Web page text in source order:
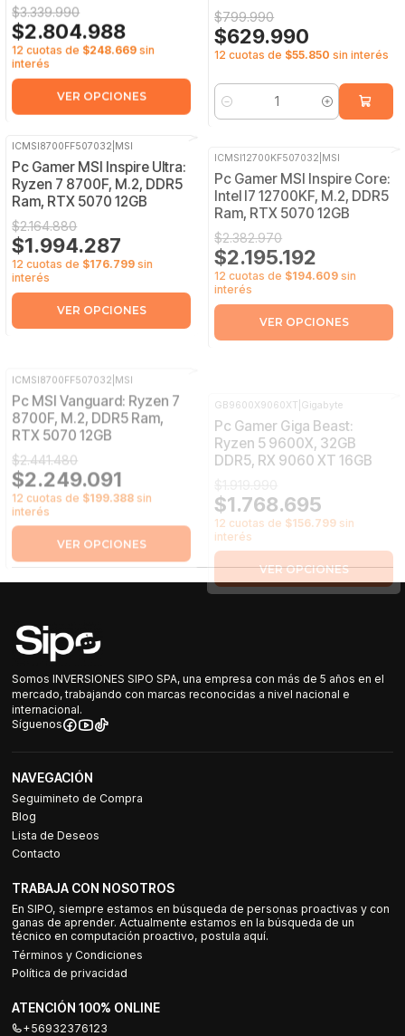
$3.339.990
$2.804.988
12 cuotas de $248.669 sin
interés
VER OPCIONES
$799.990
$629.990
12 cuotas de $55.850 sin interés
Cantidad
Pc Gamer MSI Inspire Ultra:
Ryzen 7 8700F, M.2, DDR5
Ram, RTX 5070 12GB
$2.164.880
$1.994.287
12 cuotas de$176.799
interés
VER OPCIONES
Pc Gamer MSI Inspire Core:
Intel I7 12700KF, M.2, DDR5
Ram, RTX 5070 12GB
$2.382.970
$2.195.192
12 cuotas de$194.609
interés
8700F, M.2, DDR5 Ram,
RTX 5070 12GB
$2.441.480
$2.249.091
12 cuotas de
interés
VER OPCIONES
-8%OFF
GB9600X9060XT
$1.768.695
12 cuotas de $156.799 sin
interés
VER OPCIONES
Somos INVERSIONES SIPO SPA, una empresa con más de 5 años en el
mercado, trabajando con marcas reconocidas a nivel nacional e
internacional.
Síguenos
NAVEGACIÓN
Seguimineto de Compra
Blog
Lista de Deseos
Contacto
TRABAJA CON NOSOTROS
En SIPO, siempre estamos en búsqueda de personas proactivas y con
ganas de aprender. Actualmente estamos en la búsqueda de un
técnico en computación proactivo, postula aquí.
Términos y Condiciones
Política de privacidad
ATENCIÓN 100% ONLINE
+56932376123